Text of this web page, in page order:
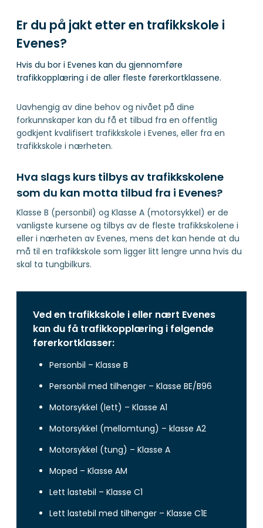
Er du på jakt etter en trafikkskole i
Evenes?
Hvis du bor i Evenes kan du gjennomføre
trafikkopplæring i de aller fleste førerkortklassene.
Uavhengig av dine behov og nivået på dine
forkunnskaper kan du få et tilbud fra en offentlig
godkjent kvalifisert trafikkskole i Evenes, eller fra en
trafikkskole i nærheten.
Hva slags kurs tilbys av trafikkskolene
som du kan motta tilbud fra i Evenes?
Klasse B (personbil) og Klasse A (motorsykkel) er de
vanligste kursene og tilbys av de fleste trafikkskolene i
eller i nærheten av Evenes, mens det kan hende at du
må til en trafikkskole som ligger litt lengre unna hvis du
skal ta tungbilkurs.
Ved en trafikkskole i eller nært Evenes
kan du få trafikkopplæring i følgende
førerkortklasser:
Personbil – Klasse B
Personbil med tilhenger – Klasse BE/B96
Motorsykkel (lett) – Klasse A1
Motorsykkel (mellomtung) – klasse A2
Motorsykkel (tung) – Klasse A
Moped – Klasse AM
Lett lastebil – Klasse C1
Lett lastebil med tilhenger – Klasse C1E